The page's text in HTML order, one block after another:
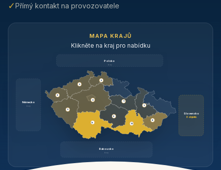
✓Přímý kontakt na provozovatele
MAPA KRAJŮ
Klikněte na kraj pro nabídku
Polsko
brzy
Německo
brzy
Slovensko
6 objektů
Rakousko
brzy
3
9
3
3
3
3
1
2
11
1
6